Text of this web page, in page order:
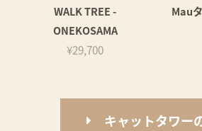
WALK TREE -
ONEKOSAMA
¥29,700
Mau
キャットタワー